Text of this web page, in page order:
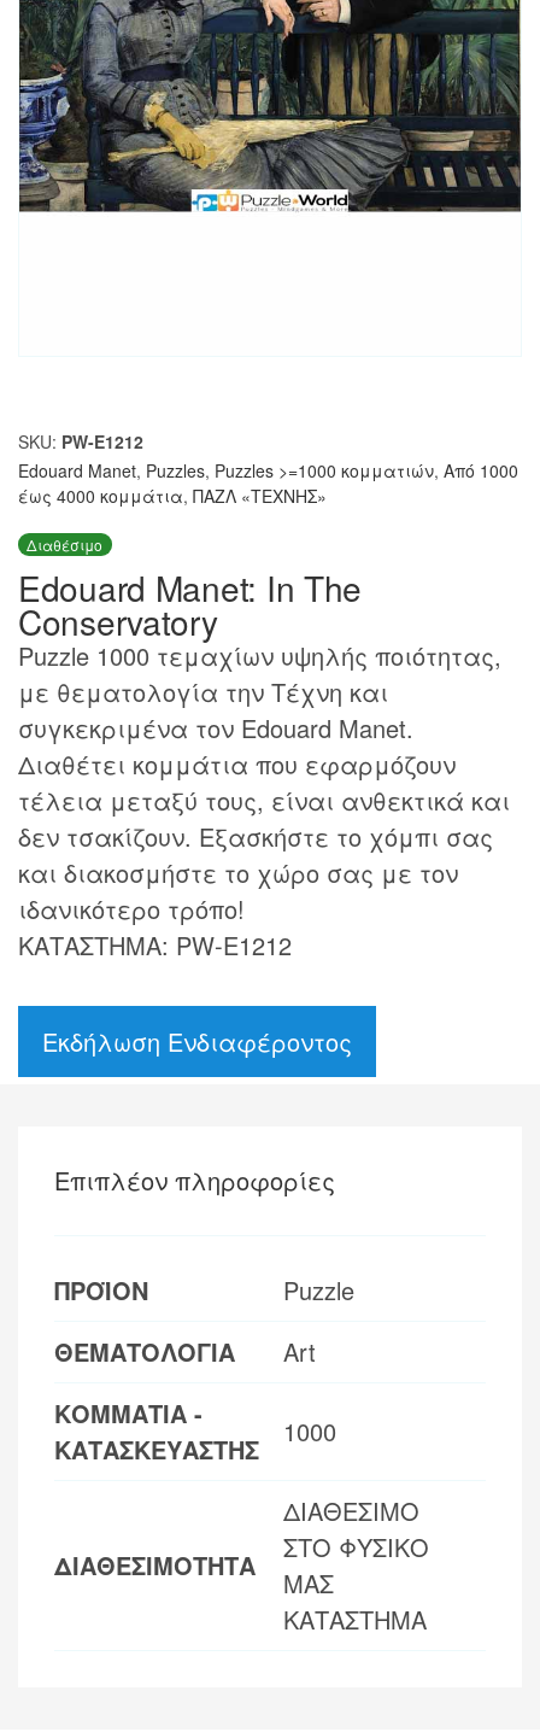
SKU: PW-E1212
Edouard Manet, Puzzles, Puzzles >=1000 κομματιών, Από 1000
έως 4000 κομμάτια, ΠΑΖΛ «ΤΕΧΝΗΣ»
Διαθέσιμο
Edouard Manet: In The
Conservatory
Puzzle 1000 τεμαχίων υψηλής ποιότητας,
με θεματολογία την Τέχνη και
συγκεκριμένα τον Edouard Manet.
Διαθέτει κομμάτια που εφαρμόζουν
τέλεια μεταξύ τους, είναι ανθεκτικά και
δεν τσακίζουν. Εξασκήστε το χόμπι σας
και διακοσμήστε το χώρο σας με τον
ιδανικότερο τρόπο!
ΚΑΤΑΣΤΗΜΑ: PW-E1212
Εκδήλωση Ενδιαφέροντος
Επιπλέον πληροφορίες
ΠΡΟΪΟΝ
Puzzle
ΘΕΜΑΤΟΛΟΓΙΑ
Art
ΚΟΜΜΑΤΙΑ -
ΚΑΤΑΣΚΕΥΑΣΤΗΣ
1000
ΔΙΑΘΕΣΙΜΟΤΗΤΑ
ΔΙΑΘΕΣΙΜΟ
ΣΤΟ ΦΥΣΙΚΟ
ΜΑΣ
ΚΑΤΑΣΤΗΜΑ